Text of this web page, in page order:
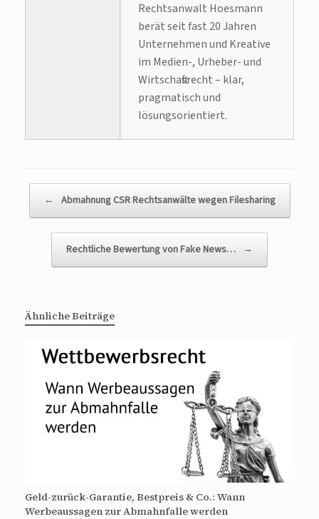
Rechtsanwalt Hoesmann
berät seit fast 20 Jahren
Unternehmen und Kreative
im Medien-, Urheber- und
Wirtschaftsrecht – klar,
pragmatisch und
lösungsorientiert.
← Abmahnung CSR Rechtsanwälte wegen Filesharing
Rechtliche Bewertung von Fake News… →
Ähnliche Beiträge
Geld-zurück-Garantie, Bestpreis & Co.: Wann
Werbeaussagen zur Abmahnfalle werden